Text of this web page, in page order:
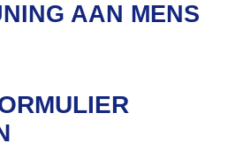
AAN MENS